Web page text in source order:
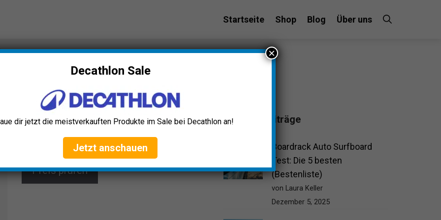
Startseite Shop Blog Über uns
RADBUG Bodyboard 900
Erlebe mit dem RADBUG Bodyboard 900
Geschwindigkeit und Kontrolle in allen Wellen. Dank
doppelten Channels, rutschfester Nose Bumper und
als auch Experten ein unvergleichliches Surferlebnis.
Preis prüfen
Beliebte Beiträge
Boardrack Auto Surfboard
Test: Die 5 besten
(Bestenliste)
von Laura Keller
Dezember 5, 2025
Decathlon Sale
dir jetzt die meistverkauften Produkte im Sale bei Decathlon an!
Jetzt anschauen
×